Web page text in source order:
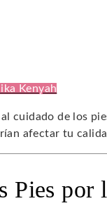
Kenyah
cuidado de los
afectar tu
Pies